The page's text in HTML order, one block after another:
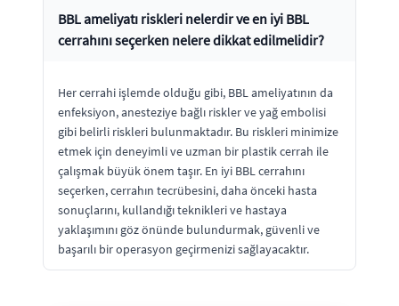
BBL ameliyatı riskleri nelerdir ve en iyi BBL
cerrahını seçerken nelere dikkat edilmelidir?
Her cerrahi işlemde olduğu gibi, BBL ameliyatının da
enfeksiyon, anesteziye bağlı riskler ve yağ embolisi
gibi belirli riskleri bulunmaktadır. Bu riskleri minimize
etmek için deneyimli ve uzman bir plastik cerrah ile
çalışmak büyük önem taşır. En iyi BBL cerrahını
seçerken, cerrahın tecrübesini, daha önceki hasta
sonuçlarını, kullandığı teknikleri ve hastaya
yaklaşımını göz önünde bulundurmak, güvenli ve
başarılı bir operasyon geçirmenizi sağlayacaktır.